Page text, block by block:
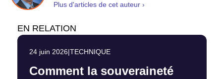
Plus d'articles de cet auteur ›
EN RELATION
24 juin 2026|TECHNIQUE
Comment la souveraineté